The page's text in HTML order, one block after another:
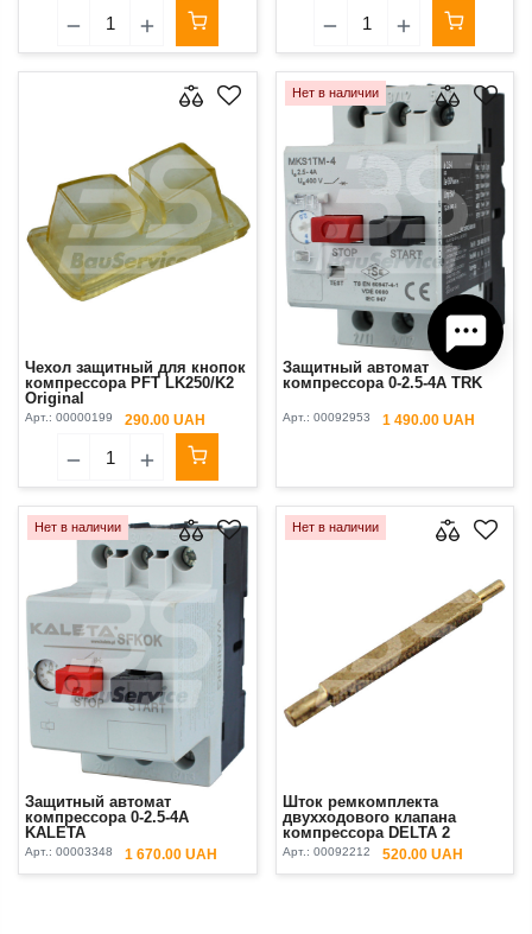
Чехол защитный для кнопок
компрессора PFT LK250/K2
Original
Арт.: 00000199 290.00 UAH
Нет в наличии
Защитный автомат
компрессора 0-2.5-4A TRK
Арт.: 00092953 1 490.00 UAH
Нет в наличии
Защитный автомат
компрессора 0-2.5-4A
KALETA
Арт.: 00003348 1 670.00 UAH
Нет в наличии
Шток ремкомплекта
двухходового клапана
компрессора DELTA 2
MIXXMANN S6/S8 230В
Арт.: 00092212 520.00 UAH